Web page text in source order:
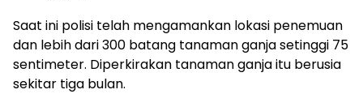
Saat ini polisi telah mengamankan lokasi penemuan
dan lebih dari 300 batang tanaman ganja setinggi 75
sentimeter. Diperkirakan tanaman ganja itu berusia
sekitar tiga bulan.